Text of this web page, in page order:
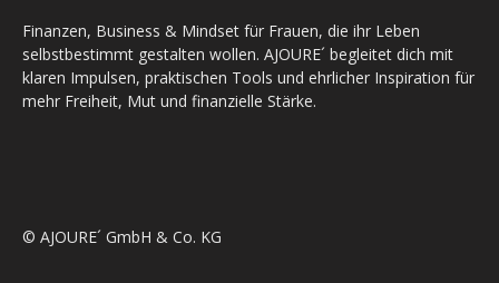
Finanzen, Business & Mindset für Frauen, die ihr Leben
selbstbestimmt gestalten wollen. AJOURE´ begleitet dich mit
klaren Impulsen, praktischen Tools und ehrlicher Inspiration für
mehr Freiheit, Mut und finanzielle Stärke.
© AJOURE´ GmbH & Co. KG